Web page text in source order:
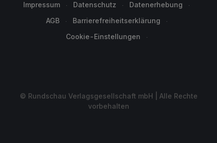
Impressum Datenschutz
Datenerhebung
AGB
Barrierefreiheitserklärung
Cookie-Einstellungen
© Rundschau Verlagsgesellschaft mbH | Alle Rechte
vorbehalten